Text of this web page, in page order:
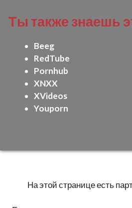
Ты также знаешь
Beeg
RedTube
Pornhub
XNXX
XVideos
Youporn
На этой странице есть